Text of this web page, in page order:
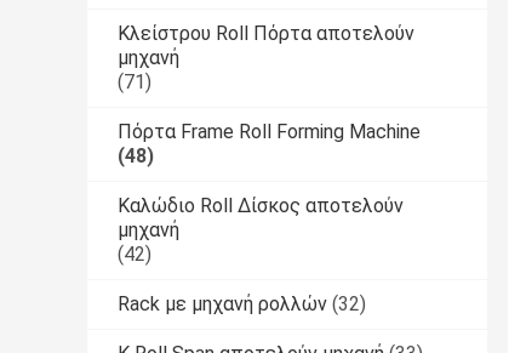
Κλείστρου Roll Πόρτα αποτελούν
μηχανή
(71)
Πόρτα Frame Roll Forming Machine
(48)
Καλώδιο Roll Δίσκος αποτελούν
μηχανή
(42)
Rack με μηχανή ρολλών (32)